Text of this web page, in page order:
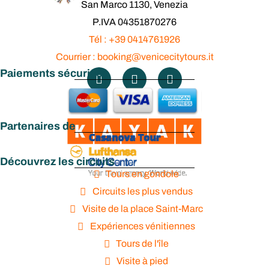
San Marco 1130, Venezia
P.IVA 04351870276
Tél : +39 0414761926
Courrier : booking@venicecitytours.it
Paiements sécurisés
Partenaires de
Découvrez les circuits
Tours en gondole
Circuits les plus vendus
Visite de la place Saint-Marc
Expériences vénitiennes
Tours de l'île
Visite à pied